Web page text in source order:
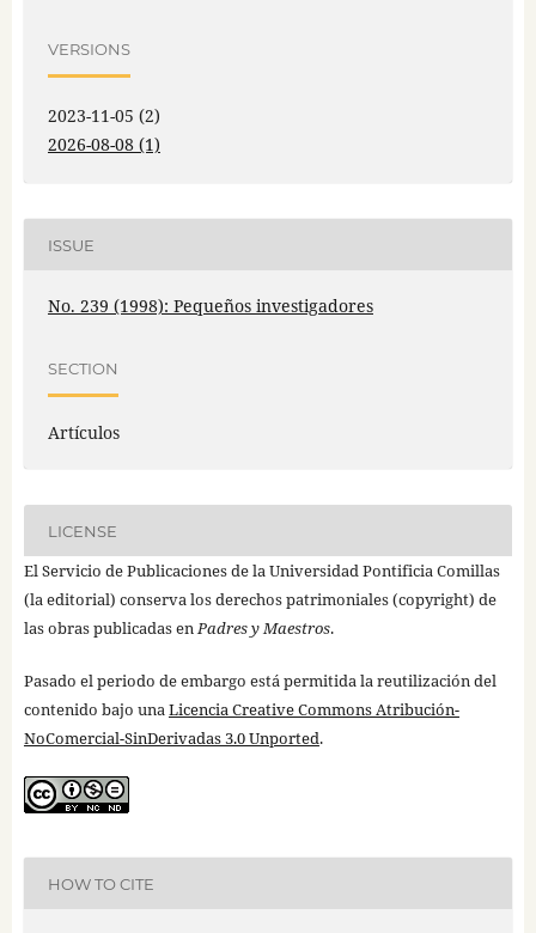
VERSIONS
2023-11-05 (2)
2026-08-08 (1)
ISSUE
No. 239 (1998): Pequeños investigadores
SECTION
Artículos
LICENSE
El Servicio de Publicaciones de la Universidad Pontificia Comillas
(la editorial) conserva los derechos patrimoniales (copyright) de
las obras publicadas enPadres y Maestros.
Pasado el periodo de embargo está permitida la reutilización del
contenido bajo unaLicencia Creative Commons Atribución-
NoComercial-SinDerivadas 3.0 Unported.
HOW TO CITE